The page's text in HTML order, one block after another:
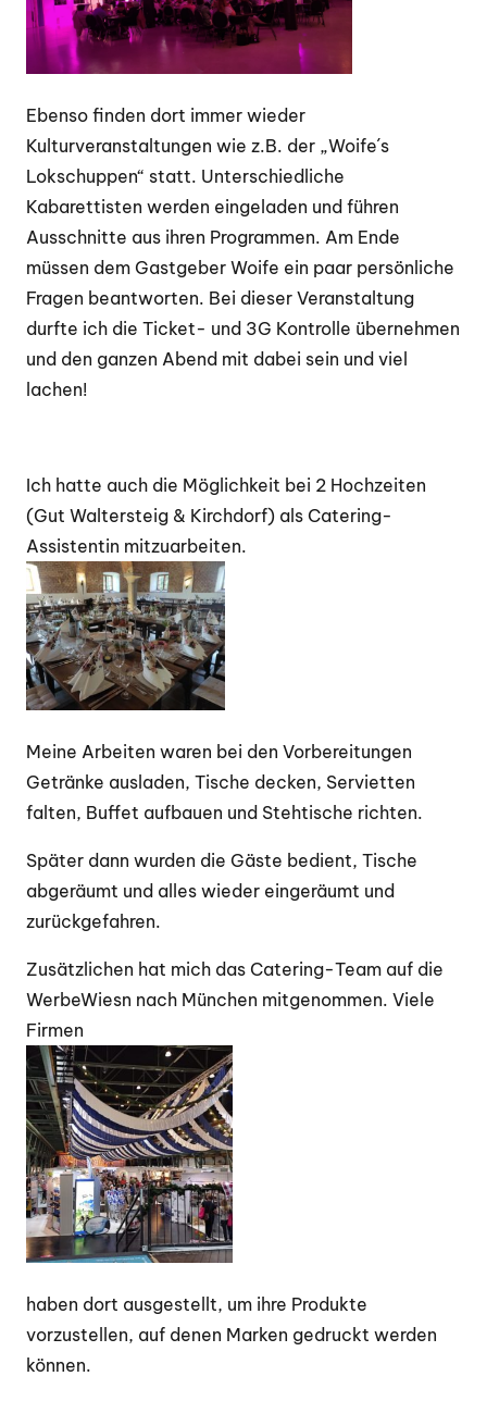
Ebenso finden dort immer wieder
Kulturveranstaltungen wie z.B. der „Woife´s
Lokschuppen“ statt. Unterschiedliche
Kabarettisten werden eingeladen und führen
Ausschnitte aus ihren Programmen. Am Ende
müssen dem Gastgeber Woife ein paar persönliche
Fragen beantworten. Bei dieser Veranstaltung
durfte ich die Ticket- und 3G Kontrolle übernehmen
und den ganzen Abend mit dabei sein und viel
lachen!
Ich hatte auch die Möglichkeit bei 2 Hochzeiten
(Gut Waltersteig & Kirchdorf) als Catering-
Assistentin mitzuarbeiten.
Meine Arbeiten waren bei den Vorbereitungen
Getränke ausladen, Tische decken, Servietten
falten, Buffet aufbauen und Stehtische richten.
Später dann wurden die Gäste bedient, Tische
abgeräumt und alles wieder eingeräumt und
zurückgefahren.
Zusätzlichen hat mich das Catering-Team auf die
WerbeWiesn nach München mitgenommen. Viele
Firmen
haben dort ausgestellt, um ihre Produkte
vorzustellen, auf denen Marken gedruckt werden
können.